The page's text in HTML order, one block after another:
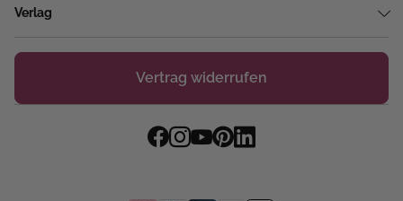
Verlag
Vertrag widerrufen